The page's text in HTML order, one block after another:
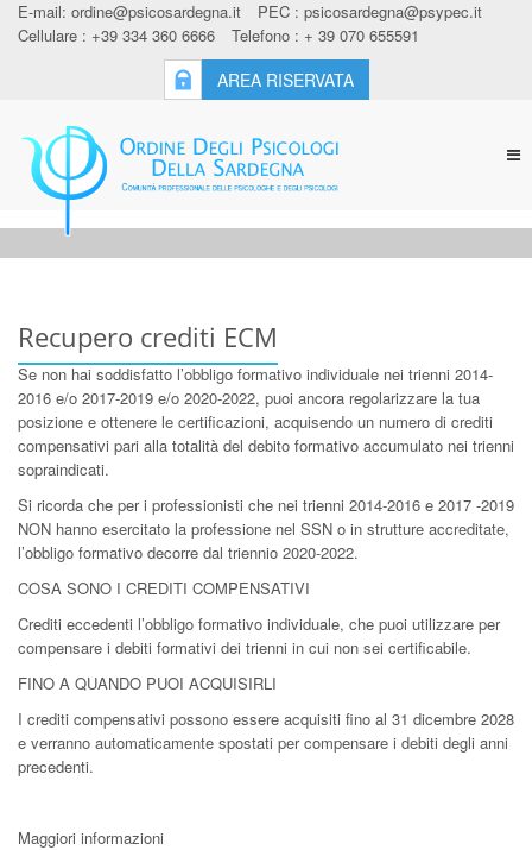
E-mail: ordine@psicosardegna.it PEC : psicosardegna@psypec.it
Cellulare : +39 334 360 6666
Telefono : + 39 070 655591
AREA RISERVATA
Recupero crediti ECM
Se non hai soddisfatto l’obbligo formativo individuale nei trienni 2014-
2016 e/o 2017-2019 e/o 2020-2022, puoi ancora regolarizzare la tua
posizione e ottenere le certificazioni, acquisendo un numero di crediti
compensativi pari alla totalità del debito formativo accumulato nei trienni
sopraindicati.
Si ricorda che per i professionisti che nei trienni 2014-2016 e 2017 -2019
NON hanno esercitato la professione nel SSN o in strutture accreditate,
l’obbligo formativo decorre dal triennio 2020-2022.
COSA SONO I CREDITI COMPENSATIVI
Crediti eccedenti l’obbligo formativo individuale, che puoi utilizzare per
compensare i debiti formativi dei trienni in cui non sei certificabile.
FINO A QUANDO PUOI ACQUISIRLI
I crediti compensativi possono essere acquisiti fino al 31 dicembre 2028
e verranno automaticamente spostati per compensare i debiti degli anni
precedenti.
Maggiori informazioni